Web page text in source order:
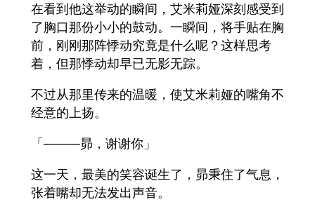
在看到他这举动的瞬间，艾米莉娅深刻感受到
了胸口那份小小的鼓动。一瞬间，将手贴在胸
前，刚刚那阵悸动究竟是什么呢？这样思考
着，但那悸动却早已无影无踪。
不过从那里传来的温暖，使艾米莉娅的嘴角不
经意的上扬。
「────昴，谢谢你」
这一天，最美的笑容诞生了，昴秉住了气息，
张着嘴却无法发出声音。